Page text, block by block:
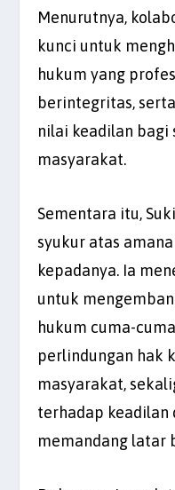
Menurutnya,
kunci untuk
hukum yang
berintegritas,
nilai keadilan bagi
masyarakat.
Sementara itu,
syukur atas
kepadanya. Ia
untuk
hukum cuma-
perlindungan hak
masyarakat,
terhadap keadilan
memandang latar